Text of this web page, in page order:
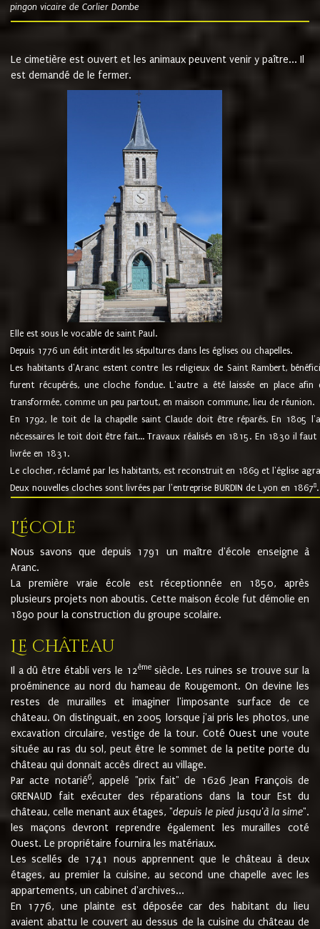
pingon vicaire de Corlier Dombe
Le cimetière est ouvert et les animaux peuvent venir y paître... Il
est demandé de le fermer.
Elle est sous le vocable de saint Paul.
Depuis 1776 un édit interdit les sépultures dans les églises ou chapelles.
Les habitants d'Aranc estent contre les religieux de Saint Rambert,
furent récupérés, une cloche fondue. L'autre a été laissée en place
transformée, comme un peu partout, en maison commune, lieu de réunion.
En 1792, le toit de la chapelle saint Claude doit être réparés. En 1805
nécessaires le toit doit être fait... Travaux réalisés en 1815. En 1830 il
livrée en 1831.
Le clocher, réclamé par les habitants, est reconstruit en 1869 et l'église
Deux nouvelles cloches sont livrées par l'entreprise BURDIN de Lyon en 18678.
L'école
Nous savons que depuis 1791 un maître d'école enseigne à
Aranc.
La première vraie école est réceptionnée en 1850, après
plusieurs projets non aboutis. Cette maison école fut démolie en
1890 pour la construction du groupe scolaire.
Le château
Il a dû être établi vers le 12èmesiècle. Les ruines se trouve sur la
proéminence au nord du hameau de Rougemont. On devine les
restes de murailles et imaginer l'imposante surface de ce
château. On distinguait, en 2005 lorsque j'ai pris les photos, une
excavation circulaire, vestige de la tour. Coté Ouest une voute
située au ras du sol, peut être le sommet de la petite porte du
château qui donnait accès direct au village.
Par acte notarié6, appelé "prix fait" de 1626 Jean François de
GRENAUD fait exécuter des réparations dans la tour Est du
château, celle menant aux étages, "depuis le pied jusqu'à la sime".
les maçons devront reprendre également les murailles coté
Ouest. Le propriétaire fournira les matériaux.
Les scellés de 1741 nous apprennent que le château à deux
étages, au premier la cuisine, au second une chapelle avec les
appartements, un cabinet d'archives...
En 1776, une plainte est déposée car des habitant du lieu
avaient abattu le couvert au dessus de la cuisine du château de